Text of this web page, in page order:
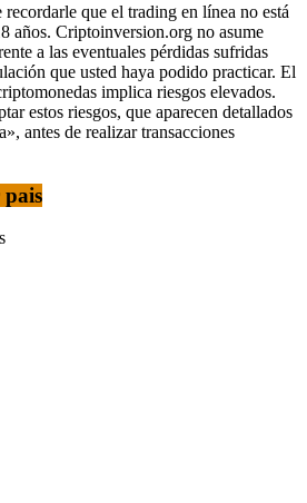
que el trading en línea no está
años. Criptoinversion.org no asume
a las eventuales pérdidas sufridas
que usted haya podido practicar. El
implica riesgos elevados.
estos riesgos, que aparecen detallados
antes de realizar transacciones
pais